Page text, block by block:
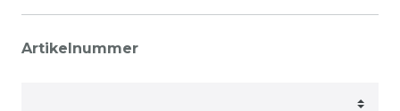
Artikelnummer